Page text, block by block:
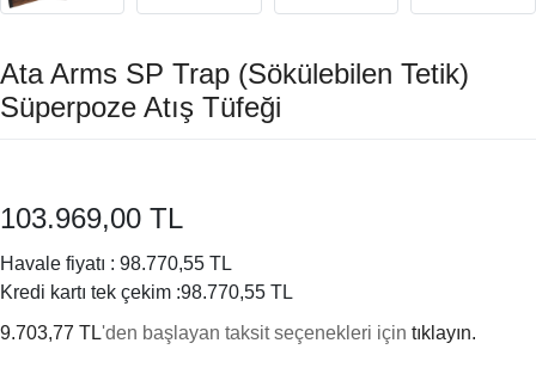
Ata Arms SP Trap (Sökülebilen Tetik)
Süperpoze Atış Tüfeği
103.969,00 TL
Havale fiyatı : 98.770,55 TL
Kredi kartı tek çekim :98.770,55 TL
9.703,77 TL'den başlayan taksit seçenekleri için tıklayın.